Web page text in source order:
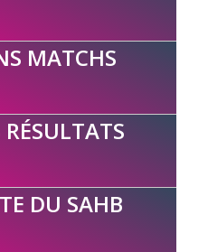
MATCHS
RÉSULTATS
DU SAHB